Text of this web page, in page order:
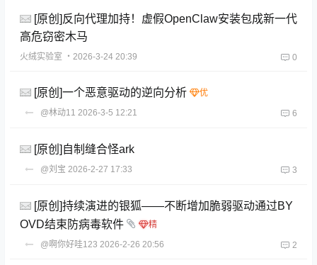
[原创]反向代理加持！虚假OpenClaw安装包成新一代
高危窃密木马
火绒实验室 ・2026-3-24 20:39 0
[原创]一个恶意驱动的逆向分析
@林动11 2026-3-5 12:21 6
[原创]自制缝合怪ark
@刘宝 2026-2-27 17:33 3
[原创]持续演进的银狐——不断增加脆弱驱动通过BY
OVD结束防病毒软件
@啊你好哇123 2026-2-26 20:56 2